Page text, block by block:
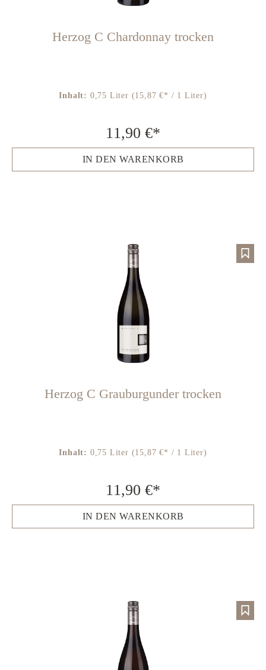
Herzog C Chardonnay trocken
Inhalt: 0,75 Liter (15,87 €* / 1 Liter)
11,90 €*
IN DEN WARENKORB
Herzog C Grauburgunder trocken
Inhalt: 0,75 Liter (15,87 €* / 1 Liter)
11,90 €*
IN DEN WARENKORB